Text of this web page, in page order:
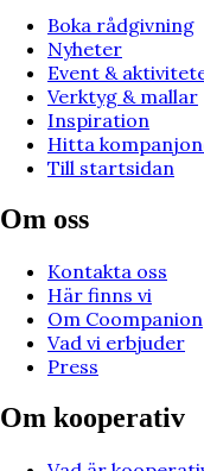
Boka rådgivning
Nyheter
Event &
Verktyg & mallar
Inspiration
Hitta
Till startsidan
Om oss
Kontakta oss
Här finns vi
Om Coompanion
Vad vi erbjuder
Press
Om kooperativ